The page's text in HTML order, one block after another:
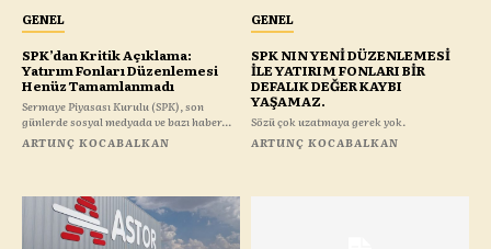
GENEL
SPK’dan Kritik Açıklama:
Yatırım Fonları Düzenlemesi
Henüz Tamamlanmadı
Sermaye Piyasası Kurulu (SPK), son
günlerde sosyal medyada ve bazı haber...
ARTUNÇ KOCABALKAN
GENEL
SPK NIN YENİ DÜZENLEMESİ
İLE YATIRIM FONLARI BİR
DEFALIK DEĞER KAYBI
YAŞAMAZ.
Sözü çok uzatmaya gerek yok.
ARTUNÇ KOCABALKAN